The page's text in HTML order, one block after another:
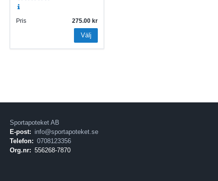
Pris 275.00
Välj
Sportapoteket AB
E-post: info@sportapoteket.se
Telefon: 0708123356
Org.nr: 556268-7870